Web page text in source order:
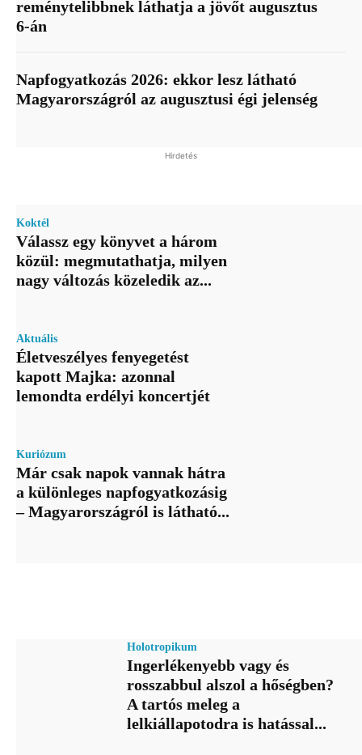
reménytelibbnek láthatja a jövőt augusztus
6-án
Napfogyatkozás 2026: ekkor lesz látható
Magyarországról az augusztusi égi jelenség
Hirdetés
Koktél
Válassz egy könyvet a három
közül: megmutathatja, milyen
nagy változás közeledik az...
Aktuális
Életveszélyes fenyegetést
kapott Majka: azonnal
lemondta erdélyi koncertjét
Kuriózum
Már csak napok vannak hátra
a különleges napfogyatkozásig
– Magyarországról is látható...
Holotropikum
Ingerlékenyebb vagy és
rosszabbul alszol a hőségben?
A tartós meleg a
lelkiállapotodra is hatással...